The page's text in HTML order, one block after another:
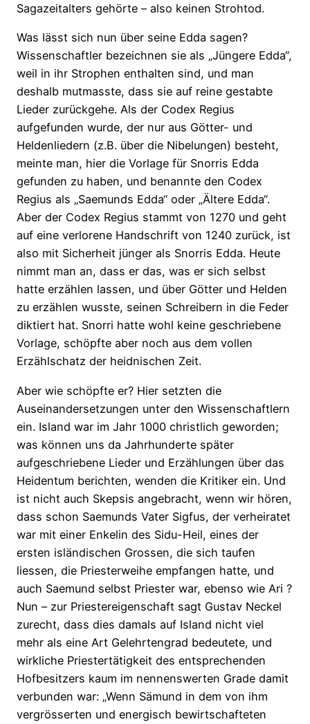
Sagazeitalters gehörte – also keinen Strohtod.
Was Iässt sich nun über seine Edda sagen?
Wissenschaftler bezeichnen sie als „Jüngere Edda“,
weil in ihr Strophen enthalten sind, und man
deshalb mutmasste, dass sie auf reine gestabte
Lieder zurückgehe. Als der Codex Regius
aufgefunden wurde, der nur aus Götter- und
Heldenliedern (z.B. über die Nibelungen) besteht,
meinte man, hier die Vorlage für Snorris Edda
gefunden zu haben, und benannte den Codex
Regius als „Saemunds Edda“ oder „Ältere Edda“.
Aber der Codex Regius stammt von 1270 und geht
auf eine verlorene Handschrift von 1240 zurück, ist
also mit Sicherheit jünger als Snorris Edda. Heute
nimmt man an, dass er das, was er sich selbst
hatte erzählen lassen, und über Götter und Helden
zu erzählen wusste, seinen Schreibern in die Feder
diktiert hat. Snorri hatte wohl keine geschriebene
Vorlage, schöpfte aber noch aus dem vollen
Erzählschatz der heidnischen Zeit.
Aber wie schöpfte er? Hier setzten die
Auseinandersetzungen unter den Wissenschaftlern
ein. Island war im Jahr 1000 christlich geworden;
was können uns da Jahrhunderte später
aufgeschriebene Lieder und Erzählungen über das
Heidentum berichten, wenden die Kritiker ein. Und
ist nicht auch Skepsis angebracht, wenn wir hören,
dass schon Saemunds Vater Sigfus, der verheiratet
war mit einer Enkelin des Sidu-Heil, eines der
ersten isländischen Grossen, die sich taufen
liessen, die Priesterweihe empfangen hatte, und
auch Saemund selbst Priester war, ebenso wie Ari ?
Nun – zur Priestereigenschaft sagt Gustav Neckel
zurecht, dass dies damals auf Island nicht viel
mehr als eine Art Gelehrtengrad bedeutete, und
wirkliche Priestertätigkeit des entsprechenden
Hofbesitzers kaum im nennenswerten Grade damit
verbunden war: „Wenn Sämund in dem von ihm
vergrösserten und energisch bewirtschafteten